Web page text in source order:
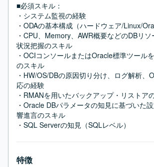
■必須スキル：
・システム監視の経験
・ODAの基本構成（ハードウェア/Linux/
・CPU、Memory、AWR概要などのDBリ
状況把握のスキル
・OCIコンソールまたはOracle標準ツール
のスキル
・HW/OS/DBの原因切り分け、ログ解析、
応の経験
・RMANを用いたバックアップ・リストア
・Oracle DBパラメータの知見に基づいた
響進言のスキル
・SQL Serverの知見（SQLレベル）
特徴